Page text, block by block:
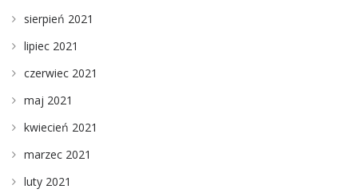
sierpień 2021
lipiec 2021
czerwiec 2021
maj 2021
kwiecień 2021
marzec 2021
luty 2021